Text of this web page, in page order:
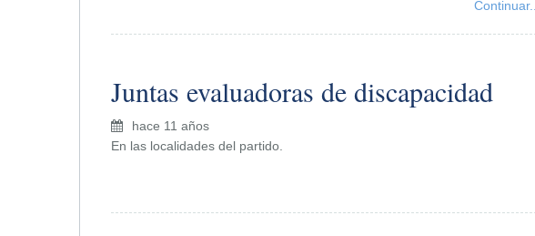
Continuar...
Juntas evaluadoras de discapacidad
hace 11 años
En las localidades del partido.